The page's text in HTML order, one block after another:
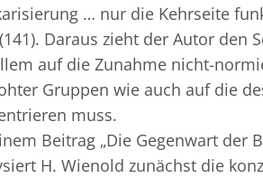
… nur die Kehrseite
Daraus zieht der Autor den
auf die Zunahme nicht-
Gruppen wie auch auf die
muss.
Beitrag „Die Gegenwart der
H. Wienold zunächst die